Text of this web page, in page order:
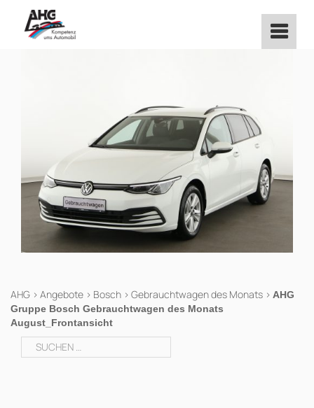
springen
AHG > Angebote > Bosch > Gebrauchtwagen des Monats > AHG
Gruppe Bosch Gebrauchtwagen des Monats
August_Frontansicht
Suchen
nach: